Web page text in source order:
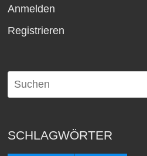
Anmelden
Registrieren
SCHLAGWÖRTER